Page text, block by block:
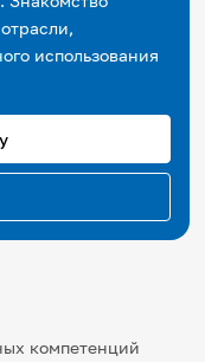
использования
компетенций